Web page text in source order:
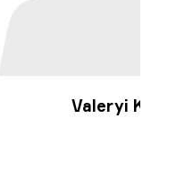
Valeryi Kim